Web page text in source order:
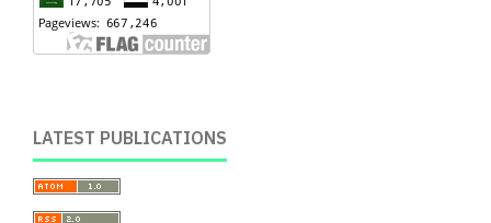
LATEST PUBLICATIONS